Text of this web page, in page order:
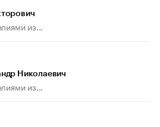
из...
Николаевич
из...